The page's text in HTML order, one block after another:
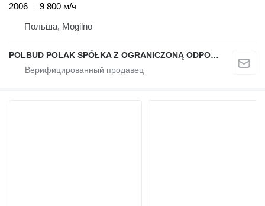
2006
9 800 м/ч
Польша, Mogilno
POLBUD POLAK SPÓŁKA Z OGRANICZONĄ ODPOWIEDZIALNOŚCIĄ